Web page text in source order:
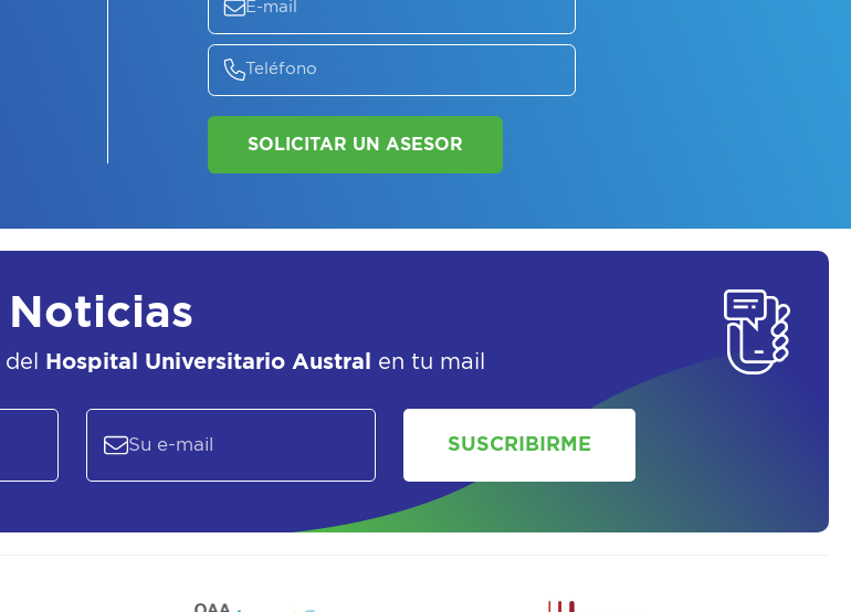
ASESORATE SOBRE
ELPLAN DE SALUD
SOLICITAR UN ASESOR
Noticias
del Hospital Universitario Austral en tu mail
SUSCRIBIRME